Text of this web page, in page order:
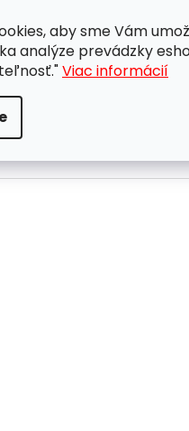
aby sme Vám
analýze prevádzky
Viac informácií
OBCHODNÉ